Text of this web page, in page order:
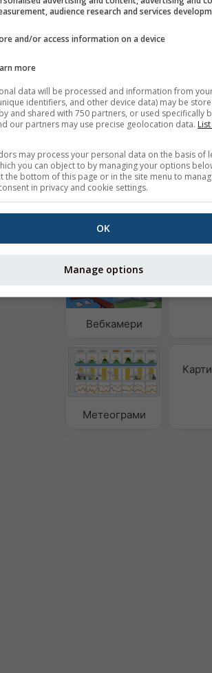
Зовнішній вигляд
Днів
Фонове зображення
З фоновим
З фоновим
Без фону: світлий
Більше погодних даних
Вебкамери
Метеограми
audience research and services
and/or access information on a device
more
data will be processed and information from
identifiers, and other device data) may be
and shared with 750 partners, or used specifically
our partners may use precise geolocation data.
may process your personal data on the basis of
you can object to by managing your options
the bottom of this page or in the site menu to
in privacy and cookie settings.
OK
Manage options